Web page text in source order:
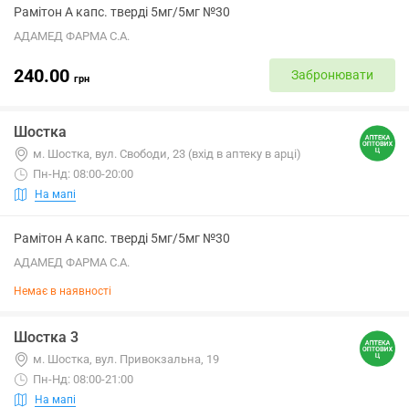
Рамітон А капс. тверді 5мг/5мг №30
АДАМЕД ФАРМА С.А.
240.00 грн Забронювати
Шостка
м. Шостка, вул. Свободи, 23 (вхід в аптеку в арці)
Пн-Нд: 08:00-20:00
На мапі
Рамітон А капс. тверді 5мг/5мг №30
АДАМЕД ФАРМА С.А.
Немає в наявності
Шостка 3
м. Шостка, вул. Привокзальна, 19
Пн-Нд: 08:00-21:00
На мапі